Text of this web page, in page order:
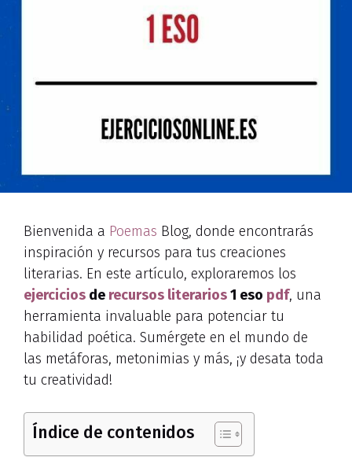
Bienvenida a Poemas Blog, donde encontrarás
inspiración y recursos para tus creaciones
literarias. En este artículo, exploraremos los
ejercicios de recursos literarios1 eso pdf, una
herramienta invaluable para potenciar tu
habilidad poética. Sumérgete en el mundo de
las metáforas, metonimias y más, ¡y desata toda
tu creatividad!
Índice de contenidos